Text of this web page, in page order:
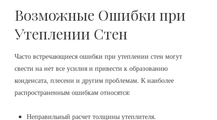
Возможные Ошибки при
Утеплении Стен
Часто встречающиеся ошибки при утеплении стен могут
свести на нет все усилия и привести к образованию
конденсата, плесени и другим проблемам. К наиболее
распространенным ошибкам относятся:
Неправильный расчет толщины утеплителя.